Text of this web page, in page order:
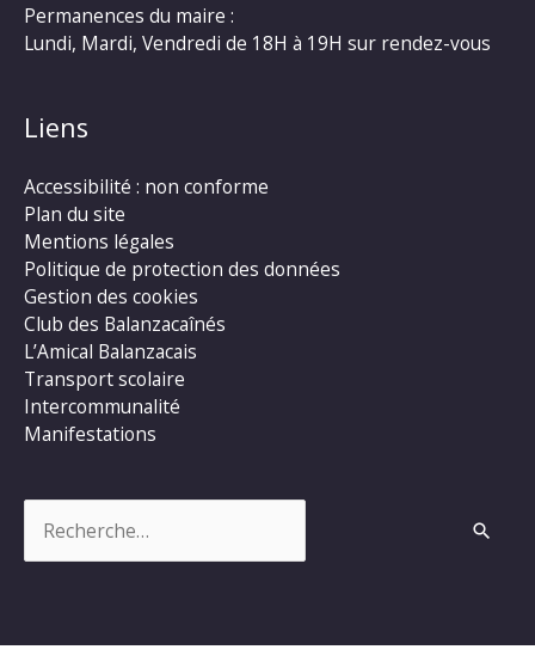
Permanences du maire :
Lundi, Mardi, Vendredi de 18H à 19H sur rendez-vous
Liens
Accessibilité : non conforme
Plan du site
Mentions légales
Politique de protection des données
Gestion des cookies
Club des Balanzacaînés
L’Amical Balanzacais
Transport scolaire
Intercommunalité
Manifestations